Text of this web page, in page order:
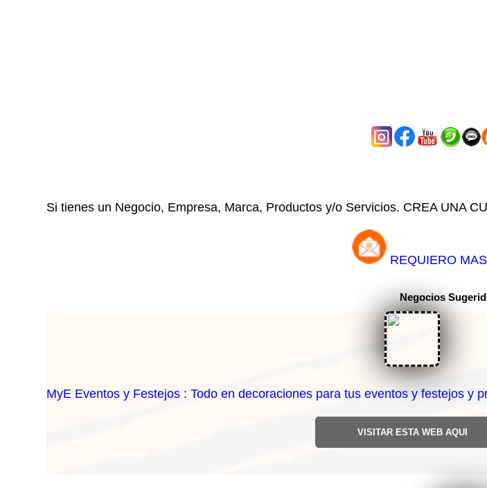
Si tienes un Negocio, Empresa, Marca, Productos y/o Servicios. CREA UNA
REQUIERO
Negocios
MyE Eventos y Festejos : Todo en decoraciones para tus eventos y festejos y
VISITAR ESTA WEB AQUI